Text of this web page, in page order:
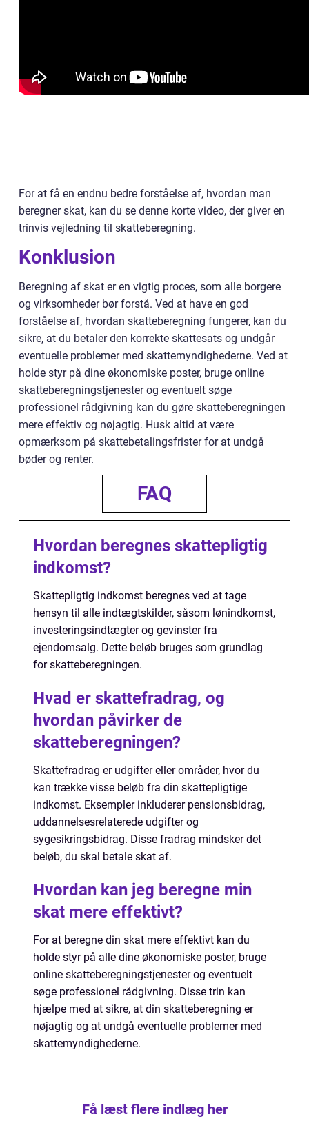
For at få en endnu bedre forståelse af, hvordan man
beregner skat, kan du se denne korte video, der giver en
trinvis vejledning til skatteberegning.
Konklusion
Beregning af skat er en vigtig proces, som alle borgere
og virksomheder bør forstå. Ved at have en god
forståelse af, hvordan skatteberegning fungerer, kan du
sikre, at du betaler den korrekte skattesats og undgår
eventuelle problemer med skattemyndighederne. Ved at
holde styr på dine økonomiske poster, bruge online
skatteberegningstjenester og eventuelt søge
professionel rådgivning kan du gøre skatteberegningen
mere effektiv og nøjagtig. Husk altid at være
opmærksom på skattebetalingsfrister for at undgå
bøder og renter.
FAQ
Hvordan beregnes skattepligtig
indkomst?
Skattepligtig indkomst beregnes ved at tage
hensyn til alle indtægtskilder, såsom lønindkomst,
investeringsindtægter og gevinster fra
ejendomsalg. Dette beløb bruges som grundlag
for skatteberegningen.
Hvad er skattefradrag, og
hvordan påvirker de
skatteberegningen?
Skattefradrag er udgifter eller områder, hvor du
kan trække visse beløb fra din skattepligtige
indkomst. Eksempler inkluderer pensionsbidrag,
uddannelsesrelaterede udgifter og
sygesikringsbidrag. Disse fradrag mindsker det
beløb, du skal betale skat af.
Hvordan kan jeg beregne min
skat mere effektivt?
For at beregne din skat mere effektivt kan du
holde styr på alle dine økonomiske poster, bruge
online skatteberegningstjenester og eventuelt
søge professionel rådgivning. Disse trin kan
hjælpe med at sikre, at din skatteberegning er
nøjagtig og at undgå eventuelle problemer med
skattemyndighederne.
Få læst flere indlæg her